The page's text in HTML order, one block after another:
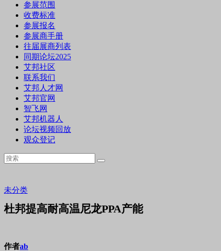
参展范围
收费标准
参展报名
参展商手册
往届展商列表
同期论坛2025
艾邦社区
联系我们
艾邦人才网
艾邦官网
智飞网
艾邦机器人
论坛视频回放
观众登记
未分类
杜邦提高耐高温尼龙PPA产能
作者ab